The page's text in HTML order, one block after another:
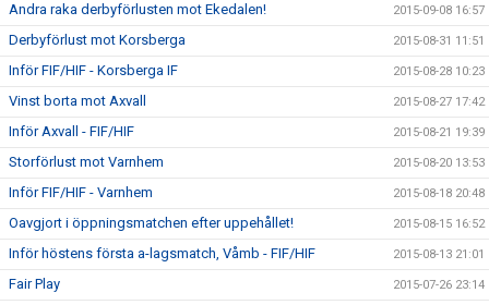
Andra raka derbyförlusten mot Ekedalen! 2015-09-08 16:57
Derbyförlust mot Korsberga 2015-08-31 11:51
Inför FIF/HIF - Korsberga IF 2015-08-28 10:23
Vinst borta mot Axvall 2015-08-27 17:42
Inför Axvall - FIF/HIF 2015-08-21 19:39
Storförlust mot Varnhem 2015-08-20 13:53
Inför FIF/HIF - Varnhem 2015-08-18 20:48
Oavgjort i öppningsmatchen efter uppehållet! 2015-08-15 16:52
Inför höstens första a-lagsmatch, Våmb - FIF/HIF 2015-08-13 21:01
Fair Play 2015-07-26 23:14